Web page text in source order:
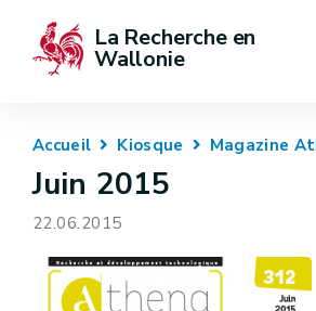
La Recherche en
Wallonie
Accueil Kiosque Magazine
Juin 2015
22.06.2015